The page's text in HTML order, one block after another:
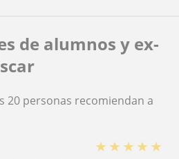
de alumnos y ex-
20 personas recomiendan a
★ ★ ★ ★ ★